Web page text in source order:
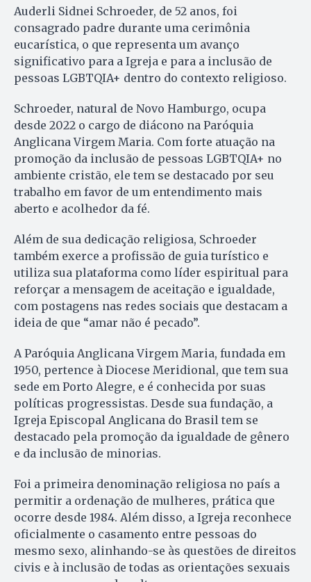
Auderli Sidnei Schroeder, de 52 anos, foi
consagrado padre durante uma cerimônia
eucarística, o que representa um avanço
significativo para a Igreja e para a inclusão de
pessoas LGBTQIA+ dentro do contexto religioso.
Schroeder, natural de Novo Hamburgo, ocupa
desde 2022 o cargo de diácono na Paróquia
Anglicana Virgem Maria. Com forte atuação na
promoção da inclusão de pessoas LGBTQIA+ no
ambiente cristão, ele tem se destacado por seu
trabalho em favor de um entendimento mais
aberto e acolhedor da fé.
Além de sua dedicação religiosa, Schroeder
também exerce a profissão de guia turístico e
utiliza sua plataforma como líder espiritual para
reforçar a mensagem de aceitação e igualdade,
com postagens nas redes sociais que destacam a
ideia de que “amar não é pecado”.
A Paróquia Anglicana Virgem Maria, fundada em
1950, pertence à Diocese Meridional, que tem sua
sede em Porto Alegre, e é conhecida por suas
políticas progressistas. Desde sua fundação, a
Igreja Episcopal Anglicana do Brasil tem se
destacado pela promoção da igualdade de gênero
e da inclusão de minorias.
Foi a primeira denominação religiosa no país a
permitir a ordenação de mulheres, prática que
ocorre desde 1984. Além disso, a Igreja reconhece
oficialmente o casamento entre pessoas do
mesmo sexo, alinhando-se às questões de direitos
civis e à inclusão de todas as orientações sexuais